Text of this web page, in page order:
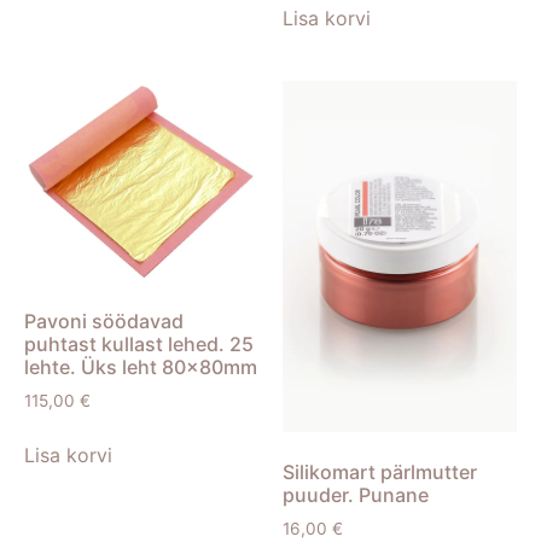
Lisa korvi
Pavoni söödavad
puhtast kullast lehed. 25
lehte. Üks leht 80x80mm
115,00 €
Lisa korvi
Silikomart pärlmutter
puuder. Punane
16,00 €